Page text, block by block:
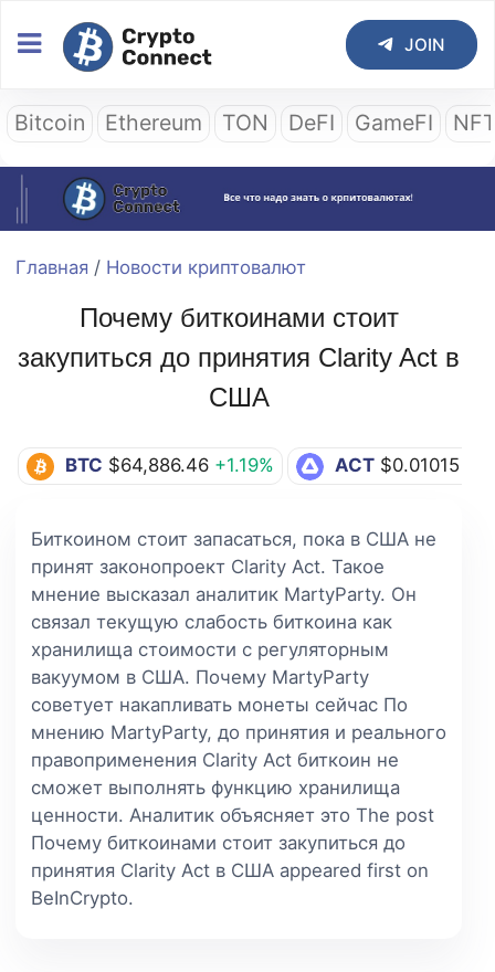
JOIN
Bitcoin Ethereum TON DeFI GameFI
Главная / Новости криптовалют
Почему биткоинами стоит
закупиться до принятия Clarity Act в
США
BTC $64,886.46 +1.19% ACT $0.01015
Биткоином стоит запасаться, пока в США не
принят законопроект Clarity Act. Такое
мнение высказал аналитик MartyParty. Он
связал текущую слабость биткоина как
хранилища стоимости с регуляторным
вакуумом в США. Почему MartyParty
советует накапливать монеты сейчас По
мнению MartyParty, до принятия и реального
правоприменения Clarity Act биткоин не
сможет выполнять функцию хранилища
ценности. Аналитик объясняет это The post
Почему биткоинами стоит закупиться до
принятия Clarity Act в США appeared first on
BeInCrypto.